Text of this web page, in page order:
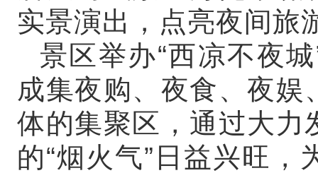
实景演出，点亮夜间旅
景区举办“西凉不夜
成集夜购、夜食、夜
体的集聚区，通过大力
的“烟火气”日益兴旺